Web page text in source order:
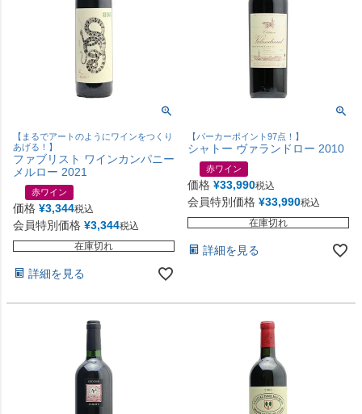
【まるでアートのようにワインをつくり
あげる！】
ファブリスト ワインカンパニー
メルロー 2021
赤ワイン
価格 ¥3,344税込
会員特別価格 ¥3,344税込
在庫切れ
詳細を見る
【パーカーポイント97点！】
シャトー ヴァランドロー 2010
赤ワイン
価格 ¥33,990税込
会員特別価格 ¥33,990税込
在庫切れ
詳細を見る